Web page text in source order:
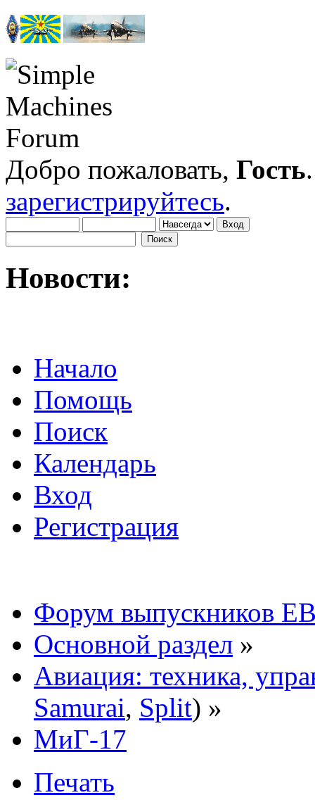
Добро пожаловать, Гость
зарегистрируйтесь.
Новости:
Начало
Помощь
Поиск
Календарь
Вход
Регистрация
Форум выпускников
Основной раздел »
Авиация: техника,
Samurai, Split) »
МиГ-17
Печать